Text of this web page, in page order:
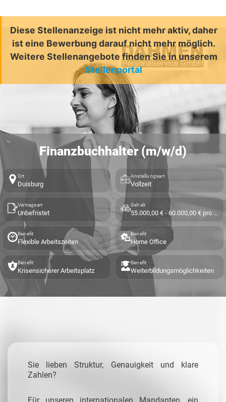
Diese Stellenanzeige ist nicht mehr aktiv, daher
ist eine Bewerbung darauf nicht mehr möglich.
Weitere Stellenangebote finden Sie in unserem
Stellenportal
Finanzbuchhalter (m/w/d)
Ort
Duisburg
Anstellungsart
Vollzeit
Vertragsart
Unbefristet
Gehalt
55.000,00 € - 60.000,00 € pro Jahr
Benefit
Flexible Arbeitszeiten
Benefit
Home Office
Benefit
Krisensicherer Arbeitsplatz
Benefit
Weiterbildungsmöglichkeiten
Sie lieben Struktur, Genauigkeit und klare
Zahlen?